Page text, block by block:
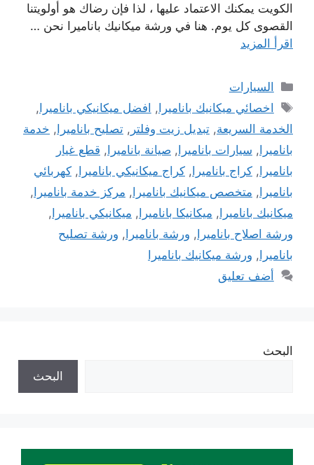
الكويت يمكنك الاعتماد عليها ، لذا فإن رضاك ​​هو أولويتنا
القصوى كل يوم. هنا في ورشة ميكانيك باناميرا نحن …
اقرأ المزيد
التصنيفات
السيارات
الوسوم
اخصائي ميكانيك باناميرا, افضل ميكانيكي باناميرا,
الخدمة السريعة, تبديل زيت وفلتر , تصليح باناميرا, خدمة
باناميرا, سيارات باناميرا, صيانة باناميرا, قطع غيار
باناميرا, كراج باناميرا, كراج ميكانيكي باناميرا, كهربائي
باناميرا, متخصص ميكانيك باناميرا, مركز خدمة باناميرا,
ميكانيك باناميرا, ميكانيكا باناميرا, ميكانيكي باناميرا,
ورشة اصلاح باناميرا, ورشة باناميرا, ورشة تصليح
باناميرا, ورشة ميكانيك باناميرا
أضف تعليق
البحث
البحث